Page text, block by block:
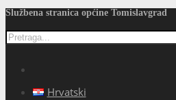
Službena stranica općine Tomislavgrad
Hrvatski